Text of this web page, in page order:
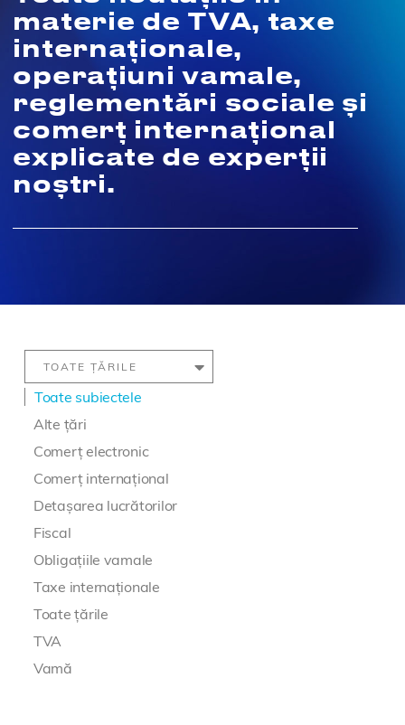
materie de TVA, taxe
internaționale,
operațiuni vamale,
reglementări sociale și
comerț internațional
explicate de experții
noștri.
Toate subiectele
Alte țări
Comerț electronic
Comerț internațional
Detașarea lucrătorilor
Fiscal
Obligațiile vamale
Taxe internaționale
Toate țările
TVA
Vamă